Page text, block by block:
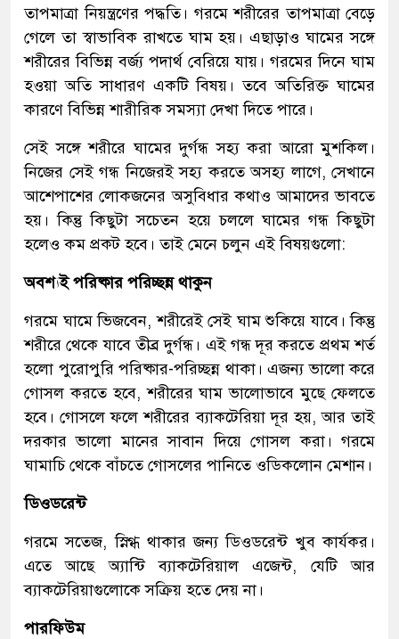
তাপমাত্রা নিয়ন্ত্রণের পদ্ধতি। গরমে শরীরের তাপমাত্রা বেড়ে
গেলে তা স্বাভাবিক রাখতে ঘাম হয়। এছাড়াও ঘামের সঙ্গে
শরীরের বিভিন্ন বর্জ্য পদার্থ বেরিয়ে যায়। গরমের দিনে ঘাম
হওয়া অতি সাধারণ একটি বিষয়। তবে অতিরিক্ত ঘামের
কারণে বিভিন্ন শারীরিক সমস্যা দেখা দিতে পারে।
সেই সঙ্গে শরীরে ঘামের দুর্গন্ধ সহ্য করা আরো মুশকিল।
নিজের সেই গন্ধ নিজেরই সহ্য করতে অসহ্য লাগে, সেখানে
আশেপাশের লোকজনের অসুবিধার কথাও আমাদের ভাবতে
হয়। কিন্তু কিছুটা সচেতন হয়ে চললে ঘামের গন্ধ কিছুটা
হলেও কম প্রকট হবে। তাই মেনে চলুন এই বিষয়গুলো:
অবশ্যই পরিষ্কার পরিচ্ছন্ন থাকুন
গরমে ঘামে ভিজবেন, শরীরেই সেই ঘাম শুকিয়ে যাবে। কিন্তু
শরীরে থেকে যাবে তীব্র দুর্গন্ধ। এই গন্ধ দূর করতে প্রথম শর্ত
হলো পুরোপুরি পরিষ্কার-পরিচ্ছন্ন থাকা। এজন্য ভালো করে
গোসল করতে হবে, শরীরের ঘাম ভালোভাবে মুছে ফেলতে
হবে। গোসলে ফলে শরীরের ব্যাকটেরিয়া দূর হয়, আর তাই
দরকার ভালো মানের সাবান দিয়ে গোসল করা। গরমে
ঘামাচি থেকে বাঁচতে গোসলের পানিতে ওডিকলোন মেশান।
ডিওডরেন্ট
গরমে সতেজ, স্নিগ্ধ থাকার জন্য ডিওডরেন্ট খুব কার্যকর।
এতে আছে অ্যান্টি ব্যাকটেরিয়াল এজেন্ট, যেটি আর
ব্যাকটেরিয়াগুলোকে সক্রিয় হতে দেয় না।
পারফিউম